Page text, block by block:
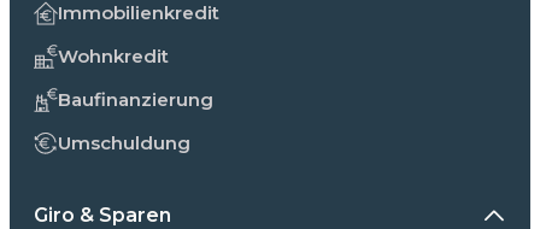
Immobilienkredit
Wohnkredit
Baufinanzierung
Umschuldung
Giro & Sparen